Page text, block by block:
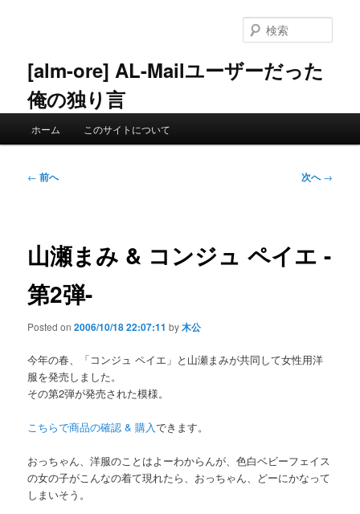
ン
へ
[alm-ore] AL-Mailユーザーだった
俺の独り言
索
ホーム このサイトについて
投
ゲ
ー
ョ
ン
← 前へ 次へ→
山瀬まみ & コンジュ ペイエ -
第2弾-
Posted on2006/10/18 22:07:11 by木公
今年の春、「コンジュ ペイエ」と山瀬まみが共同して女性用洋
服を発売しました。
その第2弾が発売された模様。
こちらで商品の確認 & 購入できます。
おっちゃん、洋服のことはよーわからんが、色白ベビーフェイス
の女の子がこんなの着て現れたら、おっちゃん、どーにかなって
しまいそう。